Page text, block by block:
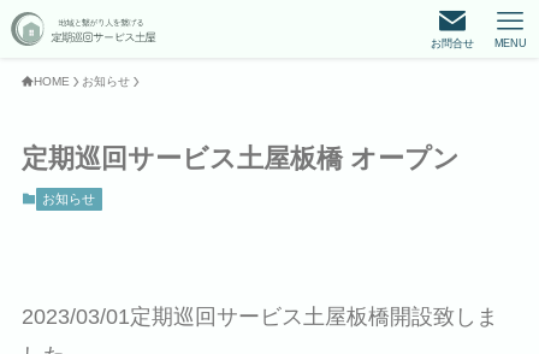
お問合せ MENU
HOME お知らせ
定期巡回サービス土屋板橋 オープン
お知らせ
2023/03/01定期巡回サービス土屋板橋開設致しま